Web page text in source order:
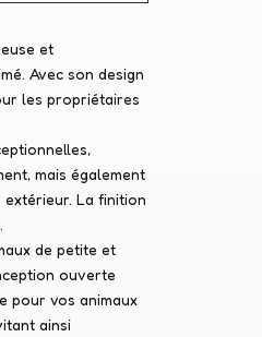
et
Avec son design
les propriétaires
mais également
La finition
de petite et
ouverte
pour vos animaux
ainsi